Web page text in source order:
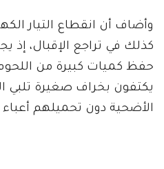
وأضاف أن انقطاع التيار
كذلك في تراجع الإقبال، إذ
حفظ كميات كبيرة من
يكتفون بخراف صغيرة تلبي
الأضحية دون تحميلهم